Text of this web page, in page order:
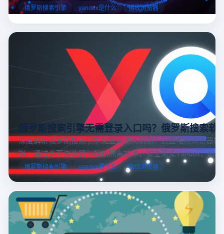
据，助力跨境电商精准决策。
俄罗斯搜索引擎 yandex是什么 指纹浏览器
俄罗斯搜索引擎无需登录入口吗？俄罗斯搜索软
深度解析俄罗斯搜索引擎免登录访问机制！云登电商浏览器
拟，通过多开浏览器与指纹隔离技术，安全采集Yandex、
跨境电商本土化运营。
俄罗斯搜索引擎 yandex是什么 指纹浏览器